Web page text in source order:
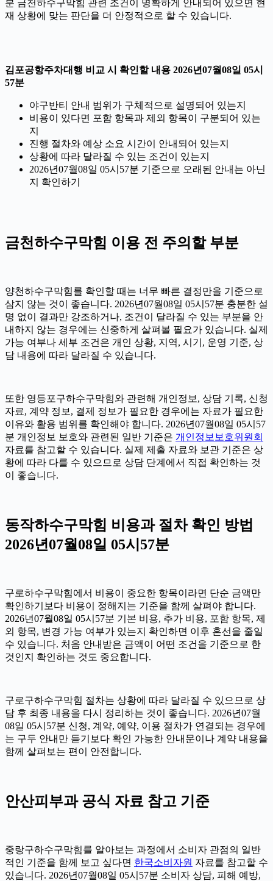
분 금천하수구막힘 관련 조건이 명확하게 안내되어 있으면 현
재 상황에 맞는 판단을 더 안정적으로 할 수 있습니다.
김포공항주차대행 비교 시 확인할 내용 2026년07월08일 05시
57분
야구반티 안내 범위가 구체적으로 설명되어 있는지
비용이 있다면 포함 항목과 제외 항목이 구분되어 있는
지
진행 절차와 예상 소요 시간이 안내되어 있는지
상황에 따라 달라질 수 있는 조건이 있는지
2026년07월08일 05시57분 기준으로 오래된 안내는 아닌
지 확인하기
금천하수구막힘 이용 전 주의할 부분
양천하수구막힘를 확인할 때는 너무 빠른 결정만을 기준으로
삼지 않는 것이 좋습니다. 2026년07월08일 05시57분 충분한 설
명 없이 결과만 강조하거나, 조건이 달라질 수 있는 부분을 안
내하지 않는 경우에는 신중하게 살펴볼 필요가 있습니다. 실제
가능 여부나 세부 조건은 개인 상황, 지역, 시기, 운영 기준, 상
담 내용에 따라 달라질 수 있습니다.
또한 영등포구하수구막힘와 관련해 개인정보, 상담 기록, 신청
자료, 계약 정보, 결제 정보가 필요한 경우에는 자료가 필요한
이유와 활용 범위를 확인해야 합니다. 2026년07월08일 05시57
분 개인정보 보호와 관련된 일반 기준은 개인정보보호위원회
자료를 참고할 수 있습니다. 실제 제출 자료와 보관 기준은 상
황에 따라 다를 수 있으므로 상담 단계에서 직접 확인하는 것
이 좋습니다.
동작하수구막힘 비용과 절차 확인 방법
2026년07월08일 05시57분
구로하수구막힘에서 비용이 중요한 항목이라면 단순 금액만
확인하기보다 비용이 정해지는 기준을 함께 살펴야 합니다.
2026년07월08일 05시57분 기본 비용, 추가 비용, 포함 항목, 제
외 항목, 변경 가능 여부가 있는지 확인하면 이후 혼선을 줄일
수 있습니다. 처음 안내받은 금액이 어떤 조건을 기준으로 한
것인지 확인하는 것도 중요합니다.
구로구하수구막힘 절차는 상황에 따라 달라질 수 있으므로 상
담 후 최종 내용을 다시 정리하는 것이 좋습니다. 2026년07월
08일 05시57분 신청, 계약, 예약, 이용 절차가 연결되는 경우에
는 구두 안내만 듣기보다 확인 가능한 안내문이나 계약 내용을
함께 살펴보는 편이 안전합니다.
안산피부과 공식 자료 참고 기준
중랑구하수구막힘를 알아보는 과정에서 소비자 관점의 일반
적인 기준을 함께 보고 싶다면 한국소비자원 자료를 참고할 수
있습니다. 2026년07월08일 05시57분 소비자 상담, 피해 예방,